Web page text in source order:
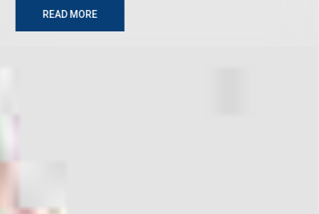
READ MORE
READ MORE
READ MORE
READ MORE